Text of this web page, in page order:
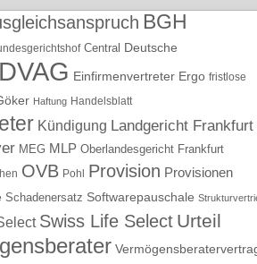
BGH
Central Deutsche
DVAG Einfirmenvertreter Ergo fristlose
Haftung Handelsblatt
Kündigung Landgericht Frankfurt
MEG MLP Oberlandesgericht Frankfurt
OVB Pohl Provision Provisionen
Schadenersatz Softwarepauschale
Swiss Life Select Urteil